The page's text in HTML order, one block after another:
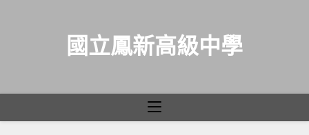
國立鳳新高級中學